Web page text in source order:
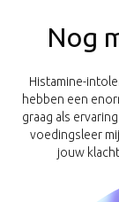
Nog
Histamine-
hebben een
graag als
voedingsleer
jouw